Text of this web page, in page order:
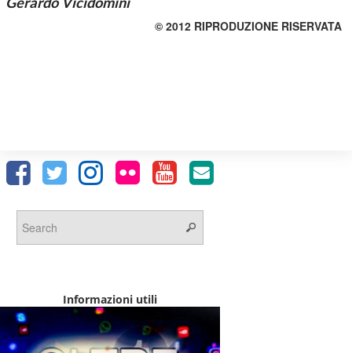
© 2012 RIPRODUZIONE RISERVATA
Informazioni utili